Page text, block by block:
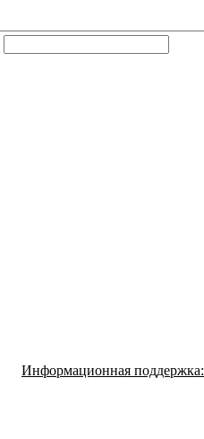
Информационная поддержка: